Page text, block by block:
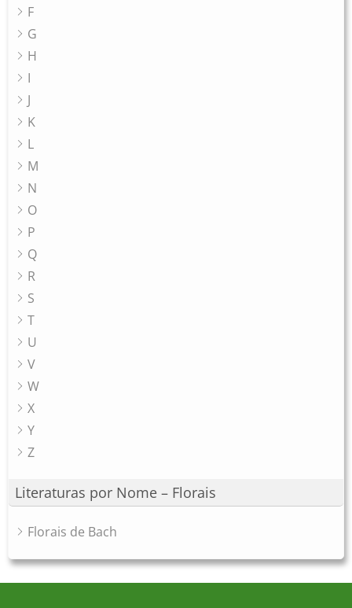
F
G
H
I
J
K
L
M
N
O
P
Q
R
S
T
U
V
W
X
Y
Z
Literaturas por Nome – Florais
Florais de Bach